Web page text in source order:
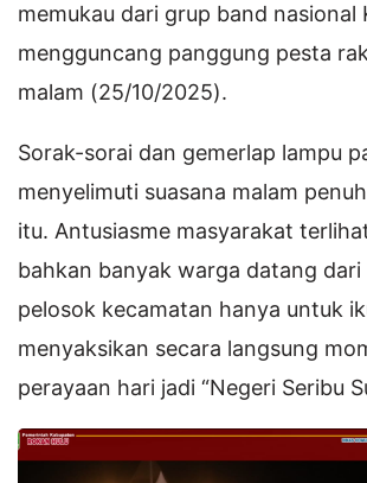
memukau dari grup band nasional
mengguncang panggung pesta
malam (25/10/2025).
Sorak-sorai dan gemerlap lampu
menyelimuti suasana malam
itu. Antusiasme masyarakat
bahkan banyak warga datang dari
pelosok kecamatan hanya untuk
menyaksikan secara langsung
perayaan hari jadi “Negeri Seribu